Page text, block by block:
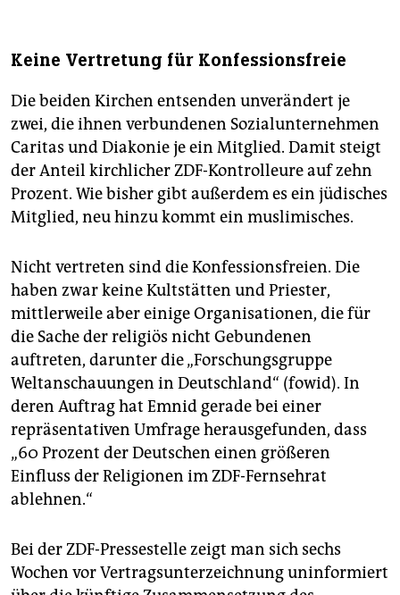
Keine Vertretung für Konfessionsfreie
Die beiden Kirchen entsenden unverändert je
zwei, die ihnen verbundenen Sozialunternehmen
Caritas und Diakonie je ein Mitglied. Damit steigt
der Anteil kirchlicher ZDF-Kontrolleure auf zehn
Prozent. Wie bisher gibt außerdem es ein jüdisches
Mitglied, neu hinzu kommt ein muslimisches.
Nicht vertreten sind die Konfessionsfreien. Die
haben zwar keine Kultstätten und Priester,
mittlerweile aber einige Organisationen, die für
die Sache der religiös nicht Gebundenen
auftreten, darunter die „Forschungsgruppe
Weltanschauungen in Deutschland“ (fowid). In
deren Auftrag hat Emnid gerade bei einer
repräsentativen Umfrage herausgefunden, dass
„60 Prozent der Deutschen einen größeren
Einfluss der Religionen im ZDF-Fernsehrat
ablehnen.“
Bei der ZDF-Pressestelle zeigt man sich sechs
Wochen vor Vertragsunterzeichnung uninformiert